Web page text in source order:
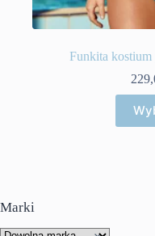
Funkita kostium
Marki